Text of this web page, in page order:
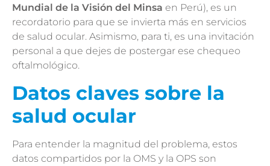
Mundial de la Visión del Minsa en Perú), es un
recordatorio para que se invierta más en servicios
de salud ocular. Asimismo, para ti, es una invitación
personal a que dejes de postergar ese chequeo
oftalmológico.
Datos claves sobre la
salud ocular
Para entender la magnitud del problema, estos
datos compartidos por la OMS y la OPS son